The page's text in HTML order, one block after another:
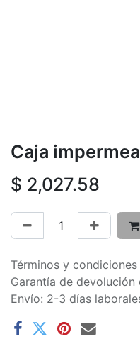
Caja
$ 2,027.58
Términos y condiciones
Garantía de devolución
Envío: 2-3 días